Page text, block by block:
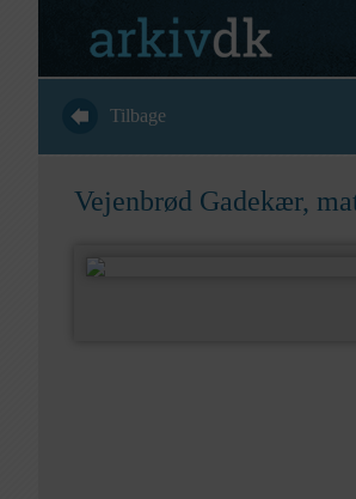
Tilbage
Vejenbrød Gadekær,